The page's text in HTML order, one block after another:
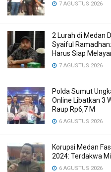
7 AGUSTUS 2026
2 Lurah di Medan
Syaiful
Harus Siap
7 AGUSTUS 2026
Polda Sumut
Online Libatkan 3
Raup Rp6,7 M
6 AGUSTUS 2026
Korupsi Medan
2024: Terdakwa
6 AGUSTUS 2026